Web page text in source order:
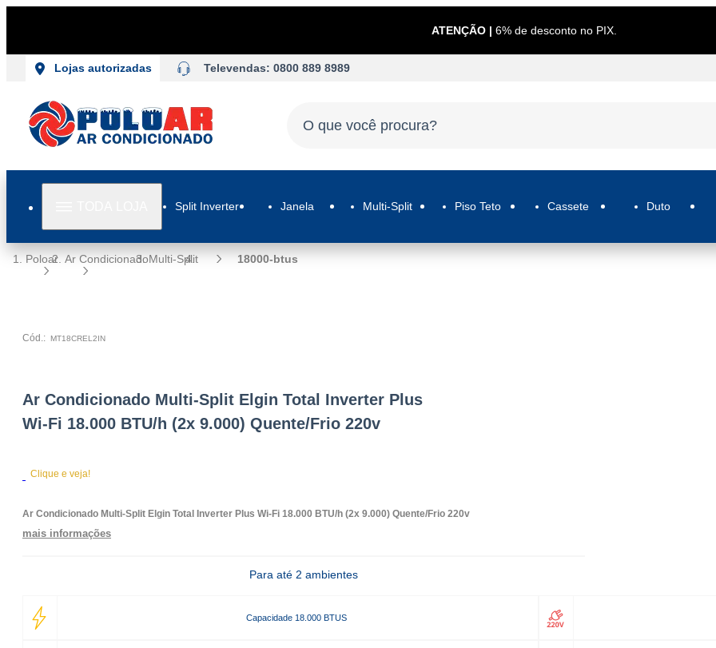
ATENÇÃO | 6% de desconto no PIX.
Lojas autorizadas Televendas: 0800 889 8989
Split Inverter Janela Multi-Split Piso Teto Cassete Duto
Poloar Ar CondicionadoMulti-Split 18000-btus
Cód.: MT18CREL2IN
Ar Condicionado Multi-Split Elgin Total Inverter Plus
Wi-Fi 18.000 BTU/h (2x 9.000) Quente/Frio 220v
Clique e veja!
Ar Condicionado Multi-Split Elgin Total Inverter Plus Wi-Fi 18.000 BTU/h (2x 9.000) Quente/Frio 220v
mais informações
Para até 2 ambientes
Capacidade 18.000 BTUS